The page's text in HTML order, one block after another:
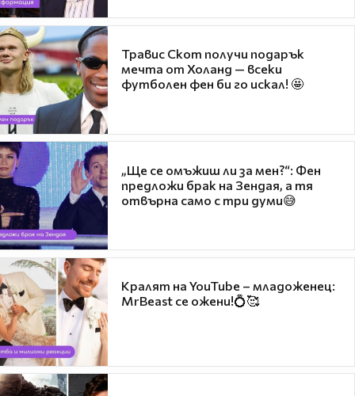
Травис Скот получи подарък
мечта от Холанд — всеки
футболен фен би го искал! 🤩
„Ще се омъжиш ли за мен?“: Фен
предложи брак на Зендая, а тя
отвърна само с три думи😅
Кралят на YouTube – младоженец:
MrBeast се ожени!💍🥰